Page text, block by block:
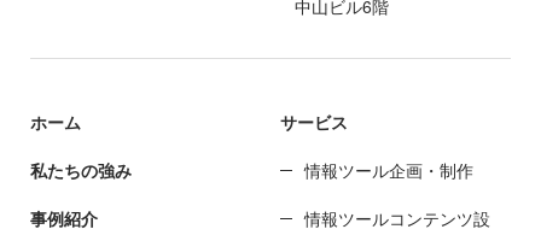
中山ビル6階
ホーム
私たちの強み
事例紹介
サービス
情報ツール企画・制作
情報ツールコンテンツ設